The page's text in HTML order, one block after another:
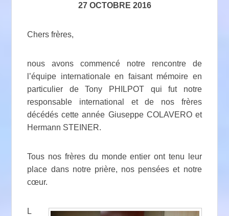
27 OCTOBRE 2016
Chers frères,
nous avons commencé notre rencontre de
l’équipe internationale en faisant mémoire en
particulier de Tony PHILPOT qui fut notre
responsable international et de nos frères
décédés cette année Giuseppe COLAVERO et
Hermann STEINER.
Tous nos frères du monde entier ont tenu leur
place dans notre prière, nos pensées et notre
cœur.
L